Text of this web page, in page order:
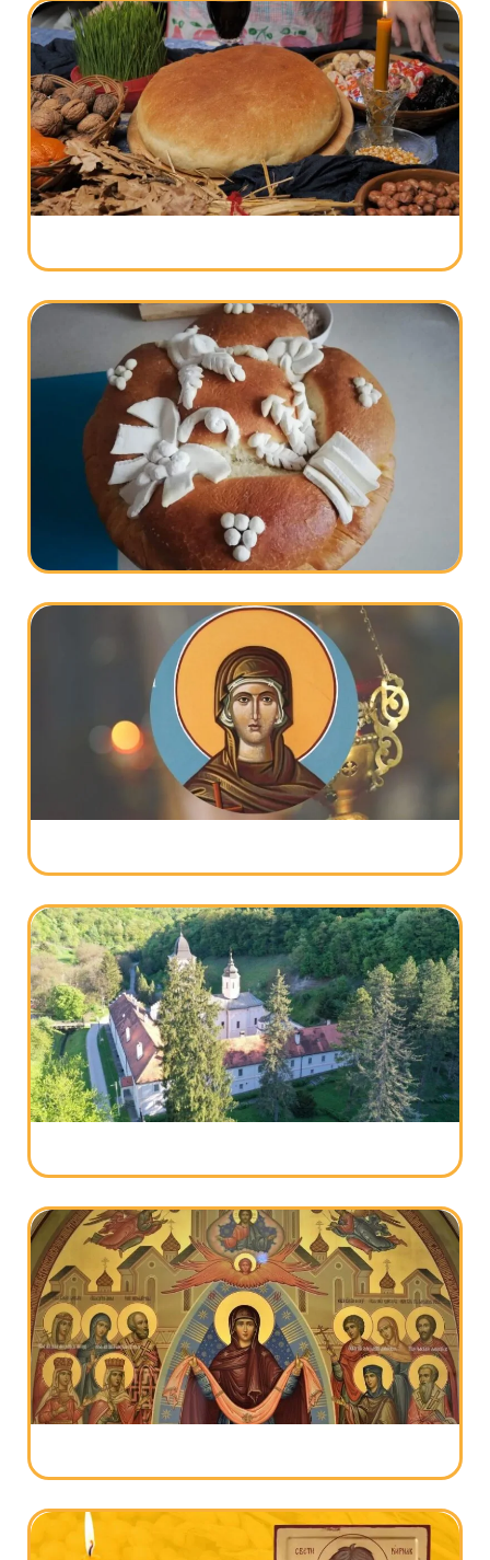
Nikoljdan, najveća slava u Srbiji – Ko je bio
Sveti Nikola?
Božićni post 2024 – Kad počinje i kako se
pripremiti
Sveta Petka 2024 – ko je bila prepodobna
mati Paraskeva?
Manastir Beočin – istorija, čudotvorna
ikona i crkva